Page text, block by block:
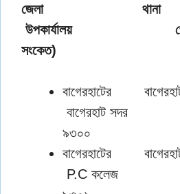
জেলা
উপকার্যালয় পোস্ট
সংকেত)
বাগেরহাটের
৯৩০০
বাগেরহাটের
P.C